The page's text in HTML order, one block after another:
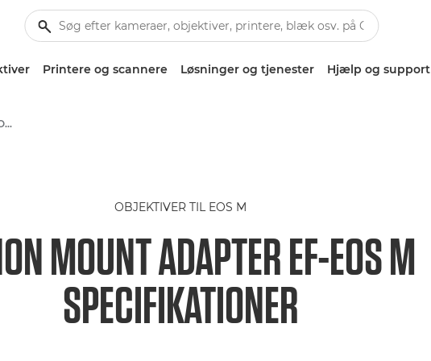
Printere og scannere Løsninger og tjenester Hjælp og support
Canon Mount Adapter EF-EOS M - Lenses - Camera & Photo lenses
OBJEKTIVER TIL EOS M
MOUNT ADAPTER EF-EOS M
SPECIFIKATIONER